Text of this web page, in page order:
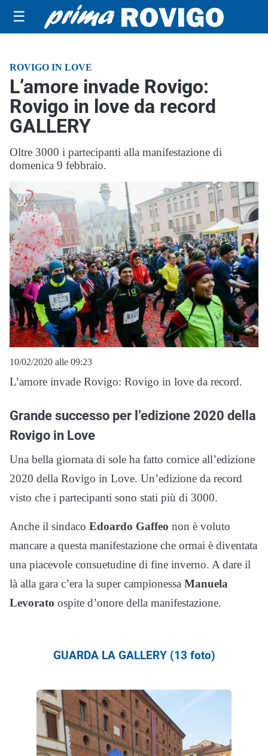
☰
ROVIGO IN LOVE
L’amore invade Rovigo:
Rovigo in love da record
GALLERY
Oltre 3000 i partecipanti alla manifestazione di
domenica 9 febbraio.
10/02/2020 alle 09:23
L’amore invade Rovigo: Rovigo in love da record.
Grande successo per l’edizione 2020 della
Rovigo in Love
Una bella giornata di sole ha fatto cornice all’edizione
2020 della Rovigo in Love. Un’edizione da record
visto che i partecipanti sono stati più di 3000.
Anche il sindaco Edoardo Gaffeo non è voluto
mancare a questa manifestazione che ormai è diventata
una piacevole consuetudine di fine inverno. A dare il
là alla gara c’era la super campionessa Manuela
Levorato ospite d’onore della manifestazione.
GUARDA LA GALLERY (13 foto)